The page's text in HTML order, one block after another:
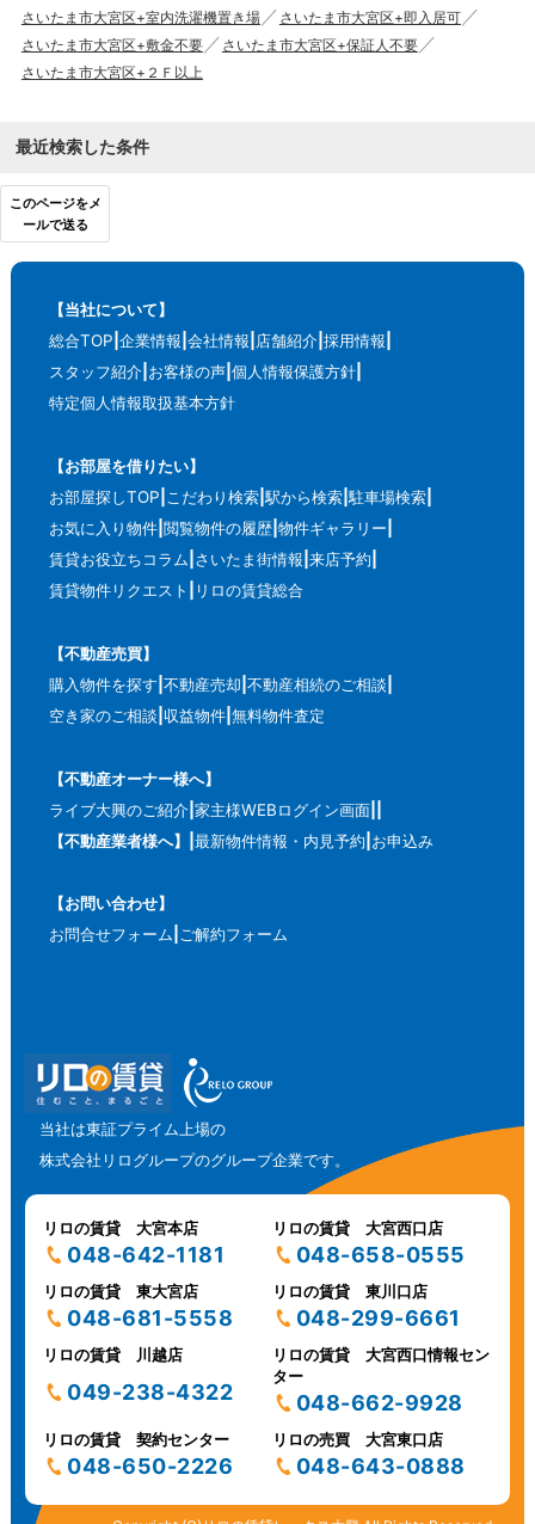
さいたま市大宮区+室内洗濯機置き場
さいたま市大宮区+即入居可
さいたま市大宮区+敷金不要
さいたま市大宮区+保証人不要
さいたま市大宮区+２Ｆ以上
最近検索した条件
このページをメ
ールで送る
【当社について】
総合TOP 企業情報 会社情報 店舗紹介 採用情報
スタッフ紹介 お客様の声 個人情報保護方針
特定個人情報取扱基本方針
【お部屋を借りたい】
お部屋探しTOP こだわり検索 駅から検索 駐車場検索
お気に入り物件 閲覧物件の履歴 物件ギャラリー
賃貸お役立ちコラム さいたま街情報 来店予約
賃貸物件リクエスト
リロの賃貸総合
【不動産売買】
購入物件を探す 不動産売却 不動産相続のご相談
空き家のご相談 収益物件 無料物件査定
【不動産オーナー様へ】
ライブ大興のご紹介 家主様WEBログイン画面
【不動産業者様へ】
最新物件情報・内見予約 お申込み
【お問い合わせ】
お問合せフォーム ご解約フォーム
当社は東証プライム上場の
株式会社リログループのグループ企業です。
リロの賃貸 大宮本店
048-642-1181
リロの賃貸 大宮西口店
048-658-0555
リロの賃貸 東大宮店
048-681-5558
リロの賃貸 東川口店
048-299-6661
リロの賃貸 川越店
049-238-4322
リロの賃貸 大宮西口情報セン
ター
048-662-9928
リロの賃貸 契約センター
048-650-2226
リロの売買 大宮東口店
048-643-0888